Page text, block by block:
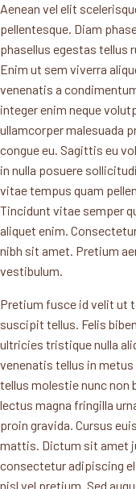
Aenean vel elit
pellentesque. Diam
phasellus egestas tellus
Enim ut sem viverra
venenatis a
integer enim neque
ullamcorper malesuada
congue eu. Sagittis eu
in nulla posuere
vitae tempus quam
Tincidunt vitae semper
aliquet enim.
nibh sit amet. Pretium
vestibulum.
Pretium fusce id velit ut
suscipit tellus. Felis
ultricies tristique nulla
venenatis tellus in
tellus molestie nunc non
lectus magna fringilla
proin gravida. Cursus
mattis. Dictum sit amet
consectetur adipiscing
nisl vel pretium. Sed